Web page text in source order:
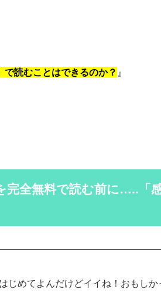
読むことはできるのか？ 』
完全無料で読む前に…..「
じめてよんだけどイイね！おもしか